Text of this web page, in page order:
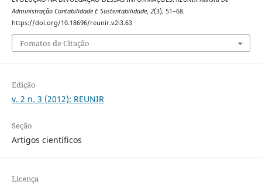
Administração Contabilidade E Sustentabilidade, 2(3), 51–68.
https://doi.org/10.18696/reunir.v2i3.63
Fomatos de Citação
Edição
v. 2 n. 3 (2012): REUNIR
Seção
Artigos científicos
Licença